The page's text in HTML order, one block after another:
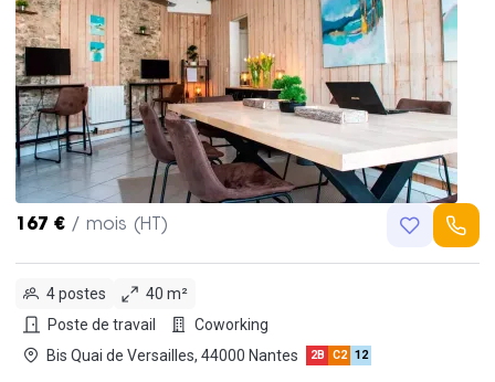
167 € / mois (HT)
4 postes
40 m²
Poste de travail
Coworking
Bis Quai de Versailles, 44000 Nantes
2B C2 12